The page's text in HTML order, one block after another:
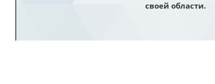
своей области.